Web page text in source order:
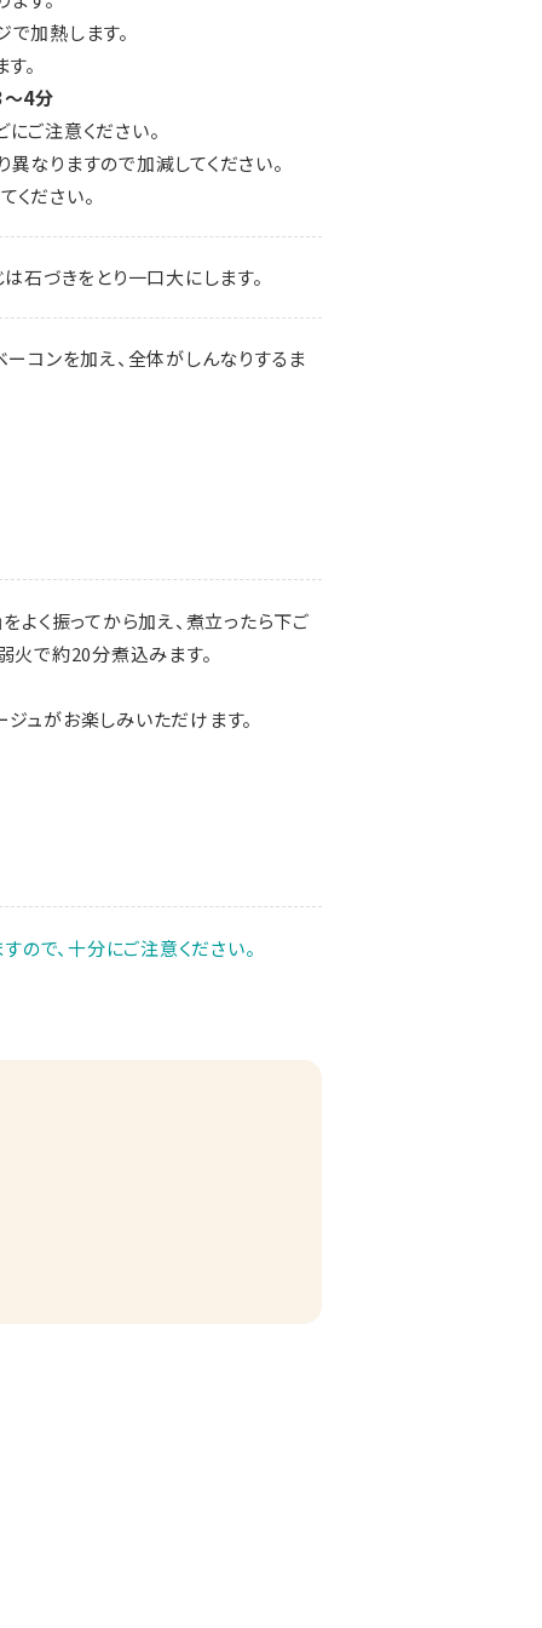
加熱します。
。
4分
ご注意ください。
なりますので加減してください。
ださい。
石づきをとり一口大にします。
ーコンを加え、全体がしんなりするま
をよく振ってから加え、煮立ったら下ご
火で約20分煮込みます。
ュがお楽しみいただけます。
で、十分にご注意ください。